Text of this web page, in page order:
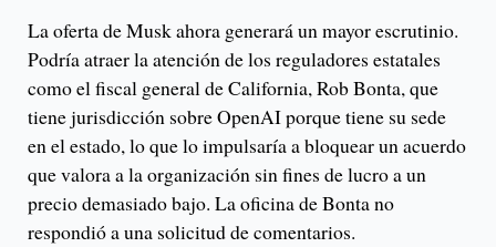
La oferta de Musk ahora generará un mayor escrutinio.
Podría atraer la atención de los reguladores estatales
como el fiscal general de California, Rob Bonta, que
tiene jurisdicción sobre OpenAI porque tiene su sede
en el estado, lo que lo impulsaría a bloquear un acuerdo
que valora a la organización sin fines de lucro a un
precio demasiado bajo. La oficina de Bonta no
respondió a una solicitud de comentarios.